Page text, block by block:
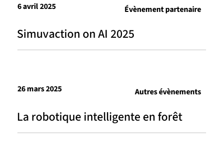
Simuvaction on AI 2025
6 avril 2025 Évènement partenaire
La robotique intelligente en forêt
26 mars 2025 Autres évènements